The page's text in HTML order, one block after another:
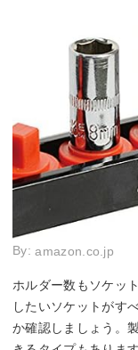
By:amazon.co.jp
ホルダー数もソケッ
したいソケットがす
か確認しましょう。